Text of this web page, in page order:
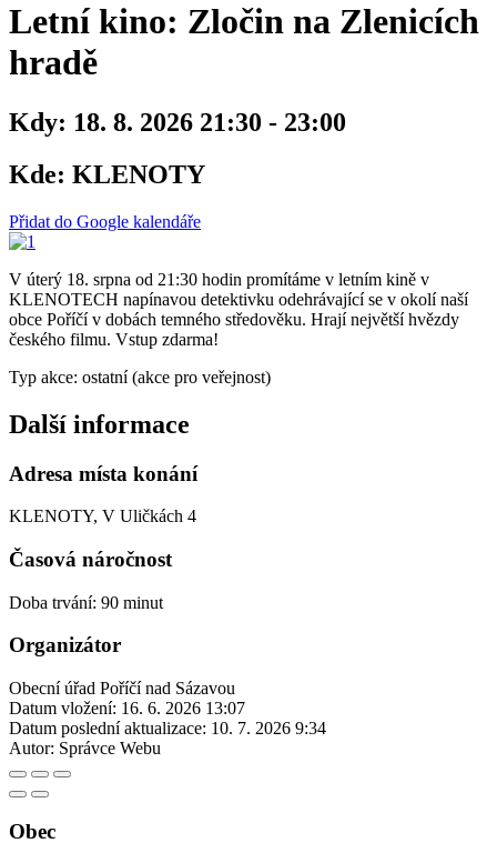
Letní kino: Zločin na Zlenicích
hradě
Kdy: 18. 8. 2026 21:30 - 23:00
Kde: KLENOTY
Přidat do Google kalendáře
V úterý 18. srpna od 21:30 hodin promítáme v letním kině v
KLENOTECH napínavou detektivku odehrávající se v okolí naší
obce Poříčí v dobách temného středověku. Hrají největší hvězdy
českého filmu. Vstup zdarma!
Typ akce: ostatní (akce pro veřejnost)
Další informace
Adresa místa konání
KLENOTY, V Uličkách 4
Časová náročnost
Doba trvání: 90 minut
Organizátor
Obecní úřad Poříčí nad Sázavou
Datum vložení: 16. 6. 2026 13:07
Datum poslední aktualizace: 10. 7. 2026 9:34
Autor: Správce Webu
Obec